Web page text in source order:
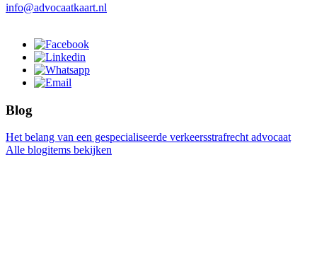
info@advocaatkaart.nl
Blog
Het belang van een gespecialiseerde verkeersstrafrecht advocaat
Alle blogitems bekijken